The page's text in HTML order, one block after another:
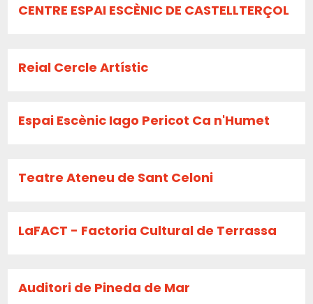
CENTRE ESPAI ESCÈNIC DE CASTELLTERÇOL
Reial Cercle Artístic
Espai Escènic Iago Pericot Ca n'Humet
Teatre Ateneu de Sant Celoni
LaFACT - Factoria Cultural de Terrassa
Auditori de Pineda de Mar